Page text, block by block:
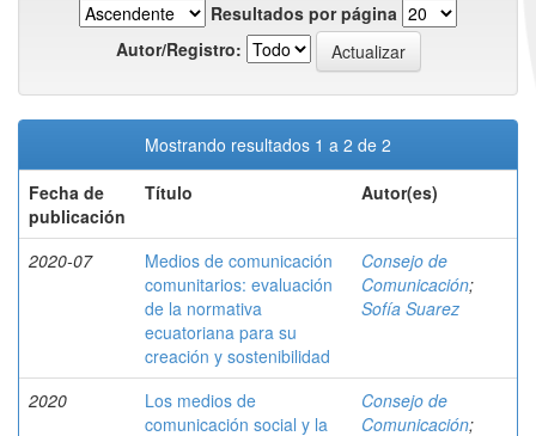
Resultados por página
Autor/Registro:
Mostrando resultados 1 a 2 de 2
Fecha de
publicación
Título Autor(es)
2020-07
Medios de comunicación
comunitarios: evaluación
de la normativa
ecuatoriana para su
creación y sostenibilidad
Consejo de
Comunicación;
Sofía Suarez
2020
Los medios de
comunicación social y la
Consejo de
Comunicación;